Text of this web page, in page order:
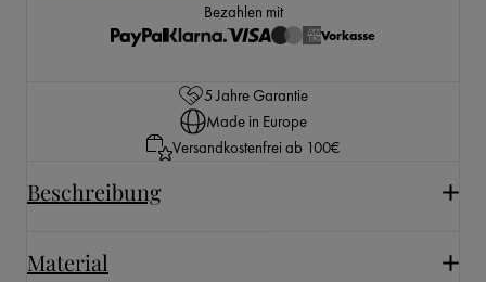
Bezahlen mit
Vorkasse
5 Jahre Garantie
Made in Europe
Versandkostenfrei ab 100€
Beschreibung
Material